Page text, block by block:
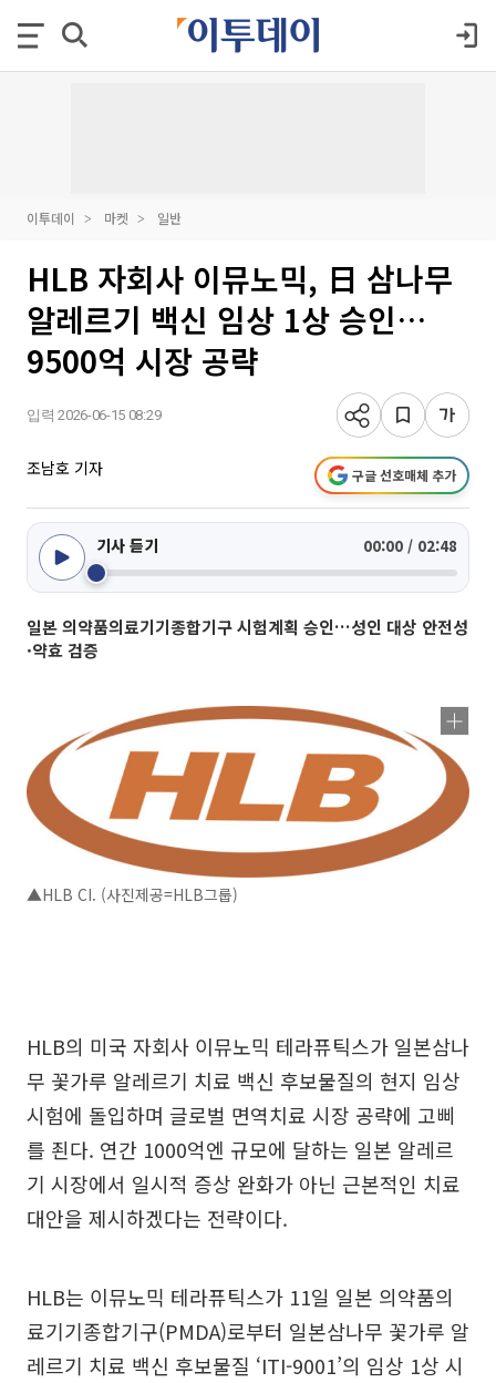
이투데이 마켓 일반
HLB 자회사 이뮤노믹, 日 삼나무
알레르기 백신 임상 1상 승인…
9500억 시장 공략
입력 2026-06-15 08:29
조남호 기자 구글 선호매체 추가
기사 듣기 00:00 / 02:48
일본 의약품의료기기종합기구 시험계획 승인…성인 대상 안전성
·약효 검증
▲HLB CI. (사진제공=HLB그룹)
HLB의 미국 자회사 이뮤노믹 테라퓨틱스가 일본삼나
무 꽃가루 알레르기 치료 백신 후보물질의 현지 임상
시험에 돌입하며 글로벌 면역치료 시장 공략에 고삐
를 죈다. 연간 1000억엔 규모에 달하는 일본 알레르
기 시장에서 일시적 증상 완화가 아닌 근본적인 치료
대안을 제시하겠다는 전략이다.
HLB는 이뮤노믹 테라퓨틱스가 11일 일본 의약품의
료기기종합기구(PMDA)로부터 일본삼나무 꽃가루 알
레르기 치료 백신 후보물질 ‘ITI-9001’의 임상 1상 시